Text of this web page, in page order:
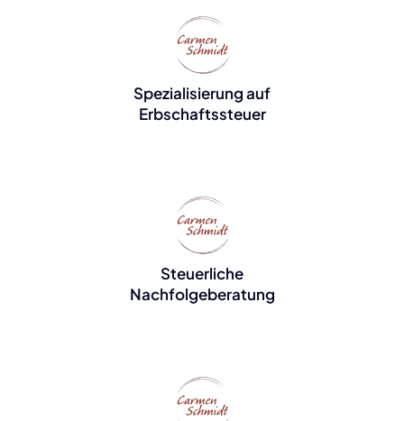
Spezialisierung auf
Erbschaftssteuer
Steuerliche
Nachfolgeberatung